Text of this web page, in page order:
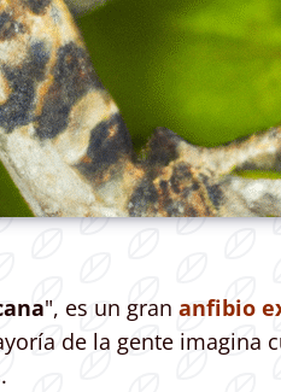
", es un gran anfibio
de la gente imagina